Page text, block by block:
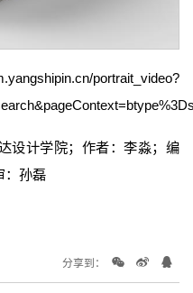
portrait_video?
设计学院；作者：李淼；编
：孙磊
分享到：